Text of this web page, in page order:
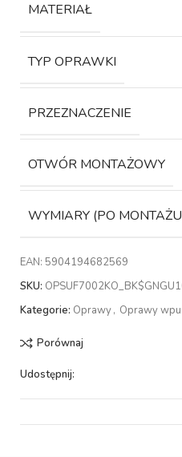
MATERIAŁ
TYP OPRAWKI
PRZEZNACZENIE
OTWÓR MONTAŻOWY
WYMIARY (PO
EAN: 5904194682569
SKU:
Kategorie: Oprawy, Oprawy
Porównaj
Udostępnij: